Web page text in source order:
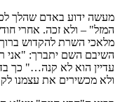
מעשה ידוע באדם שהלך
המזל" – ולא זכה. אחרי
מלאכי השרת להקדוש ברוך
השיבם השם יתברך: "אני
עדיין הוא לא קנה…" כך
ולא מכשירים את עצמנו